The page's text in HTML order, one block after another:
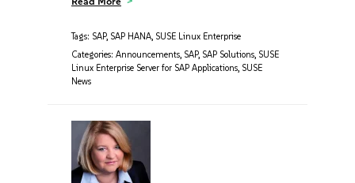
Tags: SAP, SAP HANA, SUSE Linux Enterprise
Categories: Announcements, SAP, SAP Solutions, SUSE
Linux Enterprise Server for SAP Applications, SUSE
News